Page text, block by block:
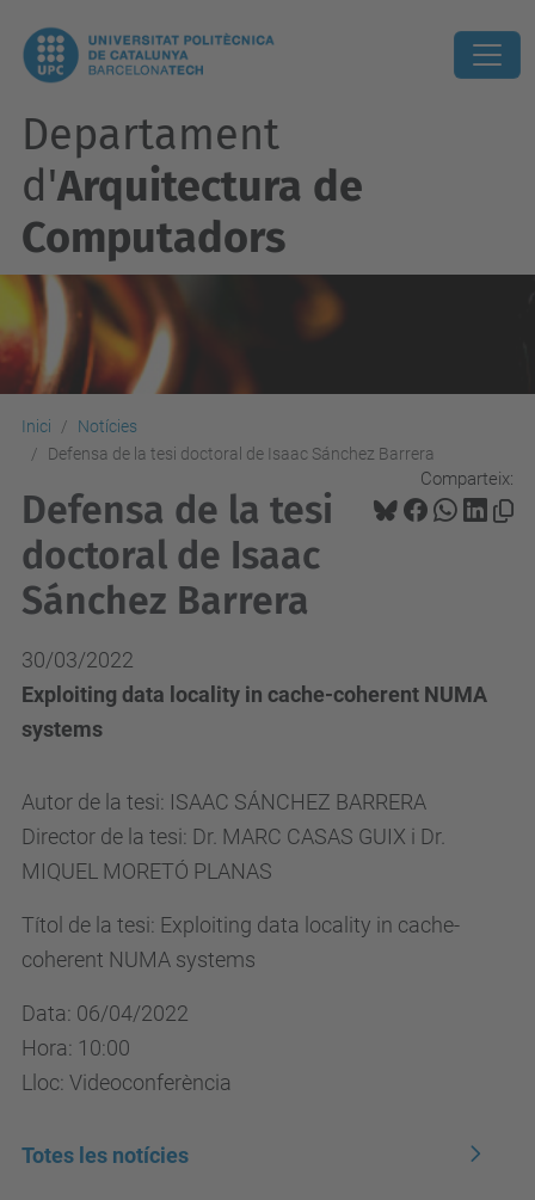
Departament
d'Arquitectura de
Computadors
Inici
Notícies
Defensa de la tesi doctoral de Isaac Sánchez Barrera
Comparteix:
Defensa de la tesi
doctoral de Isaac
Sánchez Barrera
30/03/2022
Exploiting data locality in cache-coherent NUMA
systems
Autor de la tesi: ISAAC SÁNCHEZ BARRERA
Director de la tesi: Dr. MARC CASAS GUIX i Dr.
MIQUEL MORETÓ PLANAS
Títol de la tesi: Exploiting data locality in cache-
coherent NUMA systems
Data: 06/04/2022
Hora: 10:00
Lloc: Videoconferència
Totes les notícies